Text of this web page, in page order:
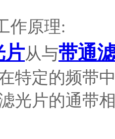
作原理:
片从与带通
特定的频带
光片的通带